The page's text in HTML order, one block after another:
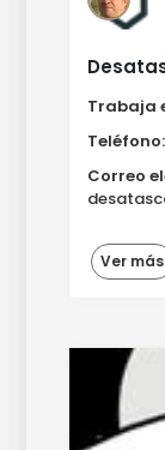
Trabaja
Teléfono:
Correo
Ver más